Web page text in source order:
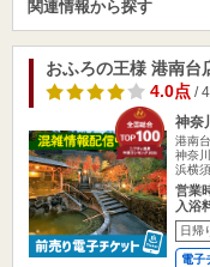
関連情報から探す
おふろの王様 港南台
4.0点/
神奈
港南
神奈
浜横
営業
入浴
日帰
電子